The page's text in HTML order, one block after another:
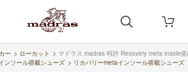
ー > ローカット > マドラス madras 特許 Recovery meta insole
ンソール搭載シューズ > リカバリーmetaインソール搭載シューズ